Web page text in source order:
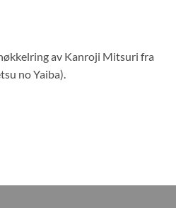
av Kanroji Mitsuri fra
no Yaiba).